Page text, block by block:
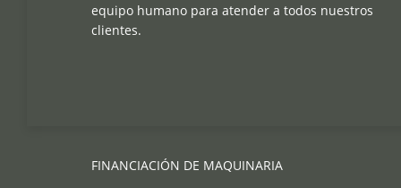
equipo humano para atender a todos nuestros
clientes.
FINANCIACIÓN DE MAQUINARIA